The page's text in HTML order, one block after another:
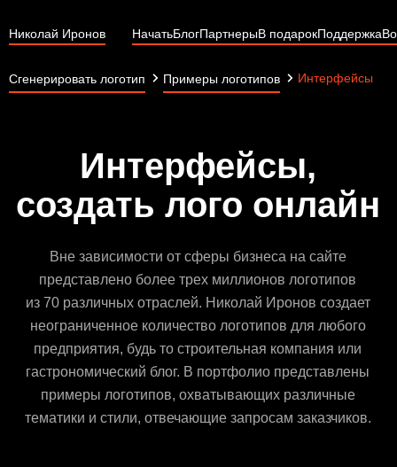
Николай Иронов НачатьБлогПартнерыВ подарокПоддержка
Сгенерировать логотип Примеры логотипов Интерфейсы
Интерфейсы,
создать лого онлайн
Вне зависимости от сферы бизнеса на сайте
представлено более трех миллионов логотипов
из 70 различных отраслей. Николай Иронов создает
неограниченное количество логотипов для любого
предприятия, будь то строительная компания или
гастрономический блог. В портфолио представлены
примеры логотипов, охватывающих различные
тематики и стили, отвечающие запросам заказчиков.